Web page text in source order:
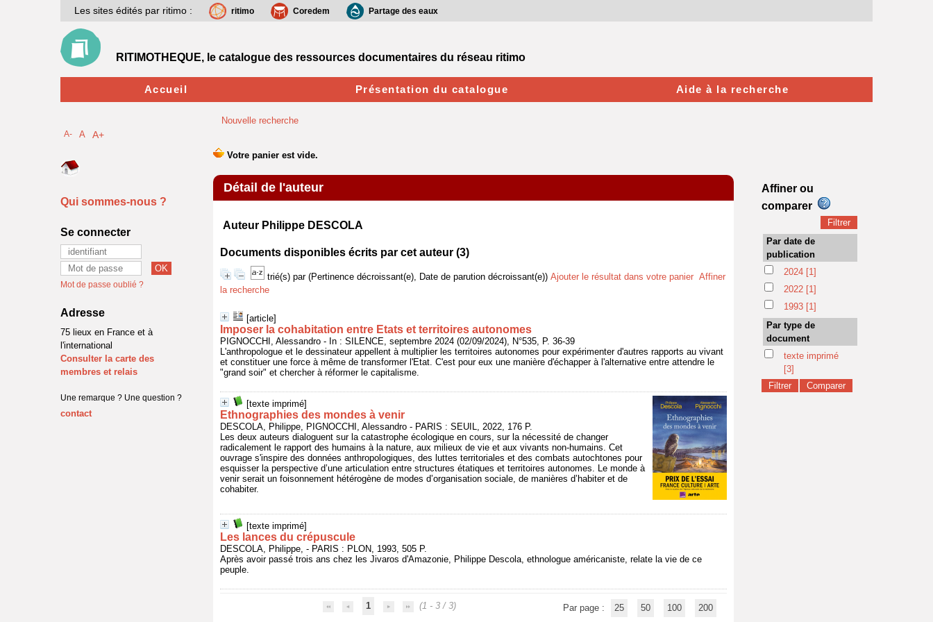
Nouvelle recherche
Détail de l'auteur
Auteur Philippe DESCOLA
Documents disponibles écrits par cet auteur (3)
trié(s) par (Pertinence décroissant(e), Date de parution décroissant(e)) Ajouter le résultat dans votre panier Affiner
la recherche
[article]
Imposer la cohabitation entre Etats et territoires autonomes
PIGNOCCHI, Alessandro - In : SILENCE, septembre 2024 (02/09/2024), N°535, P. 36-39
L'anthropologue et le dessinateur appellent à multiplier les territoires autonomes pour expérimenter d'autres rapports au vivant
et constituer une force à même de transformer l'Etat. C'est pour eux une manière d'échapper à l'alternative entre attendre le
"grand soir" et chercher à réformer le capitalisme.
[texte imprimé]
Ethnographies des mondes à venir
DESCOLA, Philippe, PIGNOCCHI, Alessandro - PARIS : SEUIL, 2022, 176 P.
Les deux auteurs dialoguent sur la catastrophe écologique en cours, sur la nécessité de changer
radicalement le rapport des humains à la nature, aux milieux de vie et aux vivants non-humains. Cet
ouvrage s'inspire des données anthropologiques, des luttes territoriales et des combats autochtones pour
esquisser la perspective d’une articulation entre structures étatiques et territoires autonomes. Le monde à
venir serait un foisonnement hétérogène de modes d’organisation sociale, de manières d’habiter et de
cohabiter.
[texte imprimé]
Les lances du crépuscule
DESCOLA, Philippe, - PARIS : PLON, 1993, 505 P.
Après avoir passé trois ans chez les Jivaros d'Amazonie, Philippe Descola, ethnologue américaniste, relate la vie de ce
peuple.
1 (1 - 3 / 3) Par page : 25 50 100 200
Les sites édités par ritimo : ritimo Coredem Partage des eaux
RITIMOTHEQUE, le catalogue des ressources documentaires du réseau ritimo
Accueil Présentation du catalogue Aide à la recherche
A- A A+
Qui sommes-nous ?
Se connecter
Mot de passe oublié ?
Adresse
75 lieux en France et à
l'international
Consulter la carte des
membres et relais
Une remarque ? Une question ?
contact
Affiner ou
comparer
Par date de
publication
2024 [1]
2022 [1]
1993 [1]
Par type de
document
texte imprimé
[3]